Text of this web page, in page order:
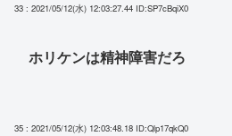
33 : 2021/05/12(水) 12:03:27.44 ID:SP7cBqiX0
ホリケンは精神障害だろ
35 : 2021/05/12(水) 12:03:48.18 ID:Qlp17qkQ0